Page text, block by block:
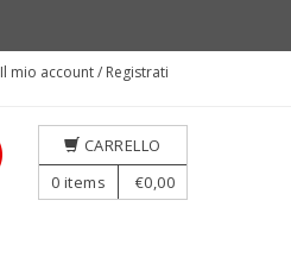
Il mio account / Registrati
CARRELLO
0 items €0,00